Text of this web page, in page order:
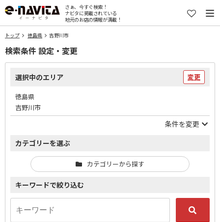
さぁ、今すぐ検索！
ナビタに掲載されている
地元のお店の情報が満載！
トップ 徳島県 吉野川市
検索条件 設定・変更
選択中のエリア 変更
徳島県
吉野川市
条件を変更
カテゴリーを選ぶ
カテゴリーから探す
キーワードで絞り込む